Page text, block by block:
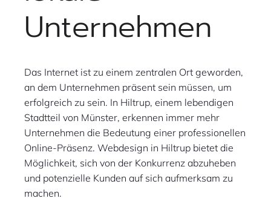
Unternehmen
Das Internet ist zu einem zentralen Ort geworden,
an dem Unternehmen präsent sein müssen, um
erfolgreich zu sein. In Hiltrup, einem lebendigen
Stadtteil von Münster, erkennen immer mehr
Unternehmen die Bedeutung einer professionellen
Online-Präsenz. Webdesign in Hiltrup bietet die
Möglichkeit, sich von der Konkurrenz abzuheben
und potenzielle Kunden auf sich aufmerksam zu
machen.